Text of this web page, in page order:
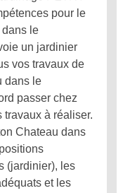
pour le
dans le
un jardinier
vos travaux de
dans le
passer chez
à réaliser.
Chateau dans
(jardinier), les
et les